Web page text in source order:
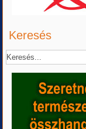
Keresés